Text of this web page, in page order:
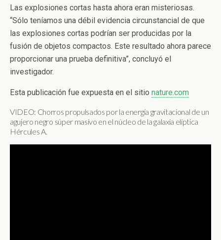
Las explosiones cortas hasta ahora eran misteriosas.
“Sólo teníamos una débil evidencia circunstancial de que
las explosiones cortas podrían ser producidas por la
fusión de objetos compactos. Este resultado ahora parece
proporcionar una prueba definitiva”, concluyó el
investigador.
Esta publicación fue expuesta en el sitio nature.com
VIDEO: Chorros propulsados por la energía gravitacional de un
agujero negro súper masivo en el núcleo de la galaxia elíptica
Hércules A.